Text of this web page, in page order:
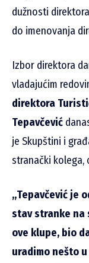
dužnosti
do imenovanja
Izbor direktora
vladajućim
direktora
Tepavčević
je Skupštini i
stranački kolega,
„Tepavčević je
stav stranke na
ove klupe, bio
uradimo nešto